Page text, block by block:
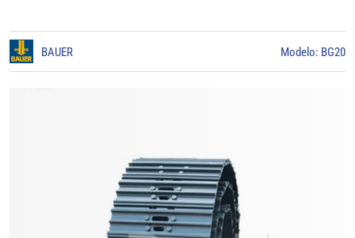
BAUER Modelo: BG20